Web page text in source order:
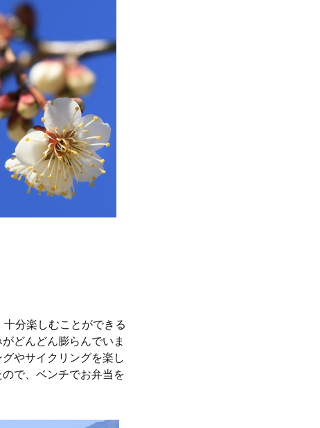
分楽しむことができる
どんどん膨らんでいま
やサイクリングを楽し
で、ベンチでお弁当を